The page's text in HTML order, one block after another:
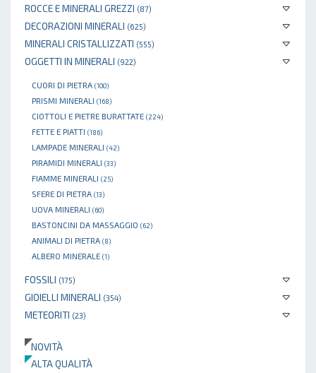
ROCCE E MINERALI GREZZI (87)
DECORAZIONI MINERALI (625)
MINERALI CRISTALLIZZATI (555)
OGGETTI IN MINERALI (922)
CUORI DI PIETRA (100)
PRISMI MINERALI (168)
CIOTTOLI E PIETRE BURATTATE (224)
FETTE E PIATTI (186)
LAMPADE MINERALI (42)
PIRAMIDI MINERALI (33)
FIAMME MINERALI (25)
SFERE DI PIETRA (13)
UOVA MINERALI (60)
BASTONCINI DA MASSAGGIO (62)
ANIMALI DI PIETRA (8)
ALBERO MINERALE (1)
FOSSILI (175)
GIOIELLI MINERALI (354)
METEORITI (23)
NOVITÀ
ALTA QUALITÀ